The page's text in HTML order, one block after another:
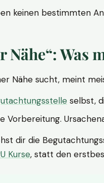
keinen bestimmten
Nähe“: Was
Nähe sucht, meint
selbst,
Vorbereitung.
dir die
Kurse, statt den